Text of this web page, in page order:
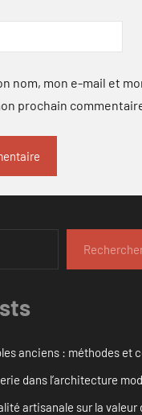
nom, mon e-mail et
prochain
anciens : méthodes et
dans l’architecture
artisanale sur la valeur